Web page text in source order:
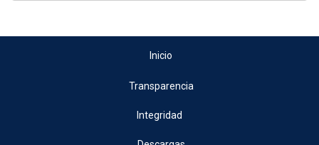
Inicio
Transparencia
Integridad